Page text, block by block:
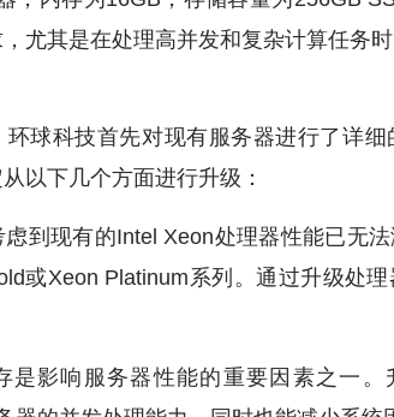
尤其是在处理高并发和复杂计算任务时
环球科技首先对现有服务器进行了详
以下几个方面进行升级：
虑到现有的Intel Xeon处理器性能已无
或Xeon Platinum系列。通过升级处
是影响服务器性能的重要因素之一